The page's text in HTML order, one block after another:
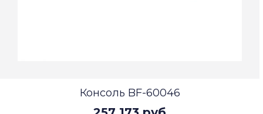
Консоль BF-60046